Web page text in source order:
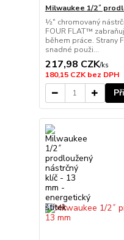
Milwaukee 1/2˝
½″ chromovaný
FOUR FLAT™
během práce. Strany
snadné použi...
217,98 CZK/ks
180,15 CZKbez DPH